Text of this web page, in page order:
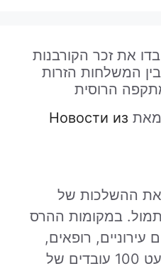
את זכר הקורבנות
המשלחות הזרות
הרוסית
מאת Новости из
את ההשלכות של
במקומות ההרס
עירוניים, רופאים,
משטרה ומתנדבים. כמעט 100 עובדים של